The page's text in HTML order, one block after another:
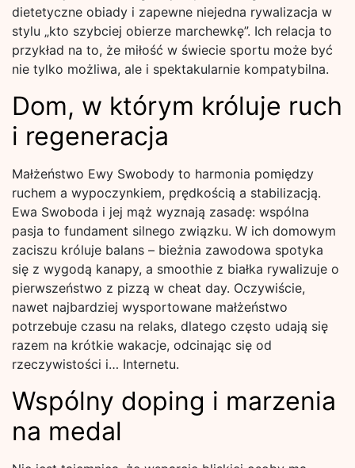
dietetyczne obiady i zapewne niejedna rywalizacja w
stylu „kto szybciej obierze marchewkę”. Ich relacja to
przykład na to, że miłość w świecie sportu może być
nie tylko możliwa, ale i spektakularnie kompatybilna.
Dom, w którym króluje ruch
i regeneracja
Małżeństwo Ewy Swobody to harmonia pomiędzy
ruchem a wypoczynkiem, prędkością a stabilizacją.
Ewa Swoboda i jej mąż wyznają zasadę: wspólna
pasja to fundament silnego związku. W ich domowym
zaciszu króluje balans – bieżnia zawodowa spotyka
się z wygodą kanapy, a smoothie z białka rywalizuje o
pierwszeństwo z pizzą w cheat day. Oczywiście,
nawet najbardziej wysportowane małżeństwo
potrzebuje czasu na relaks, dlatego często udają się
razem na krótkie wakacje, odcinając się od
rzeczywistości i… Internetu.
Wspólny doping i marzenia
na medal